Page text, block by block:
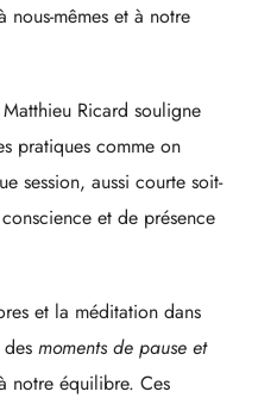
mêmes et à notre
Ricard souligne
pratiques comme on
session, aussi courte soit-
et de présence
et la méditation dans
moments de pause et
notre équilibre. Ces